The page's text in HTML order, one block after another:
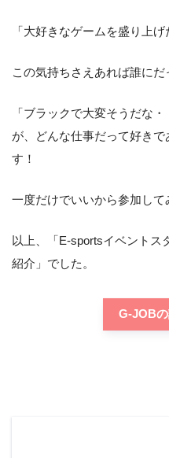
「大好きなゲームを盛り上げ
この気持ちさえあれば誰にだ
「ブラックで大変そうだな
が、どんな仕事だって好き
す！
一度だけでいいから参加して
以上、「E-sportsイベントス
紹介」でした。
G-JOB